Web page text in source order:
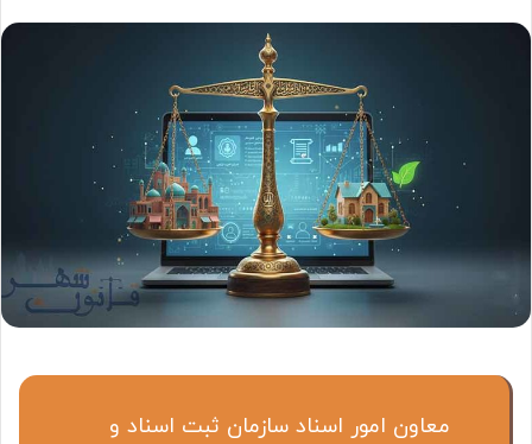
معاون امور اسناد سازمان ثبت اسناد و